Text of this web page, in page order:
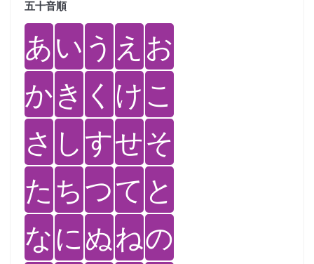
五十音順
あい う え お
かき く けこ
さ しすせそ
た ちつて と
なにぬねの